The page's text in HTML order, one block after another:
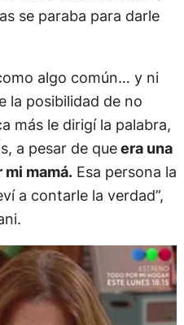
se paraba para darle
algo común… y ni
la posibilidad de no
más le dirigí la palabra,
a pesar de queera una
mamá.Esa persona la
a contarle la verdad”,